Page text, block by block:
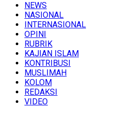
NEWS
NASIONAL
INTERNASIONAL
OPINI
RUBRIK
KAJIAN ISLAM
KONTRIBUSI
MUSLIMAH
KOLOM
REDAKSI
VIDEO